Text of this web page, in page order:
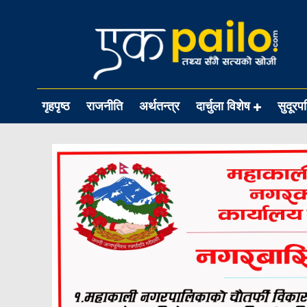
गृहपृष्ठ राजनीति अर्थतन्त्र दार्चुला विशेष